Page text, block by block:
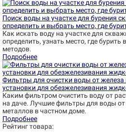
Поиск воды на участке для бурения
определить и выбрать место, где
Как искать воду на участке для
определить, узнать место, где бурить
методов.
Подробнее
Фильтры для очистки воды от
установки для обезжелезивания
Каким фильтром очистить воду от
на даче. Лучшие фильтры для воды от
металлов в частном доме.
Подробнее
Рейтинг товара: